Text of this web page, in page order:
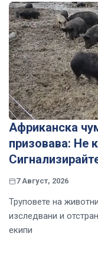
Африканска
призовава: Не
7 Август, 2026
Труповете на
изследвани и
екипи